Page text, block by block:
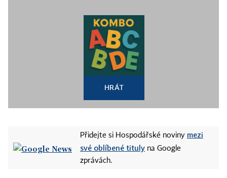
HRÁT
Přidejte si Hospodářské noviny mezi
své oblíbené tituly na Google
zprávách.